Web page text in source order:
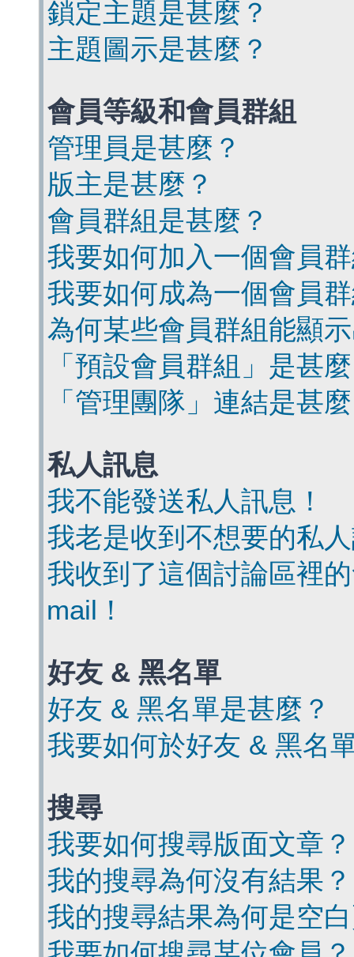
鎖定主題是甚麼？
主題圖示是甚麼？
會員等級和會員群組
管理員是甚麼？
版主是甚麼？
會員群組是甚麼？
我要如何加入一個會員
我要如何成為一個會員
為何某些會員群組能顯
「預設會員群組」是甚
「管理團隊」連結是甚
私人訊息
我不能發送私人訊息！
我老是收到不想要的私
我收到了這個討論區裡
mail！
好友 & 黑名單
好友 & 黑名單是甚麼？
我要如何於好友 & 黑名
搜尋
我要如何搜尋版面文章？
我的搜尋為何沒有結果？
我的搜尋結果為何是空